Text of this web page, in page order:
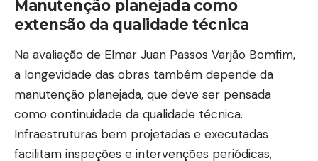
Manutenção planejada como
extensão da qualidade técnica
Na avaliação de Elmar Juan Passos Varjão Bomfim,
a longevidade das obras também depende da
manutenção planejada, que deve ser pensada
como continuidade da qualidade técnica.
Infraestruturas bem projetadas e executadas
facilitam inspeções e intervenções periódicas,